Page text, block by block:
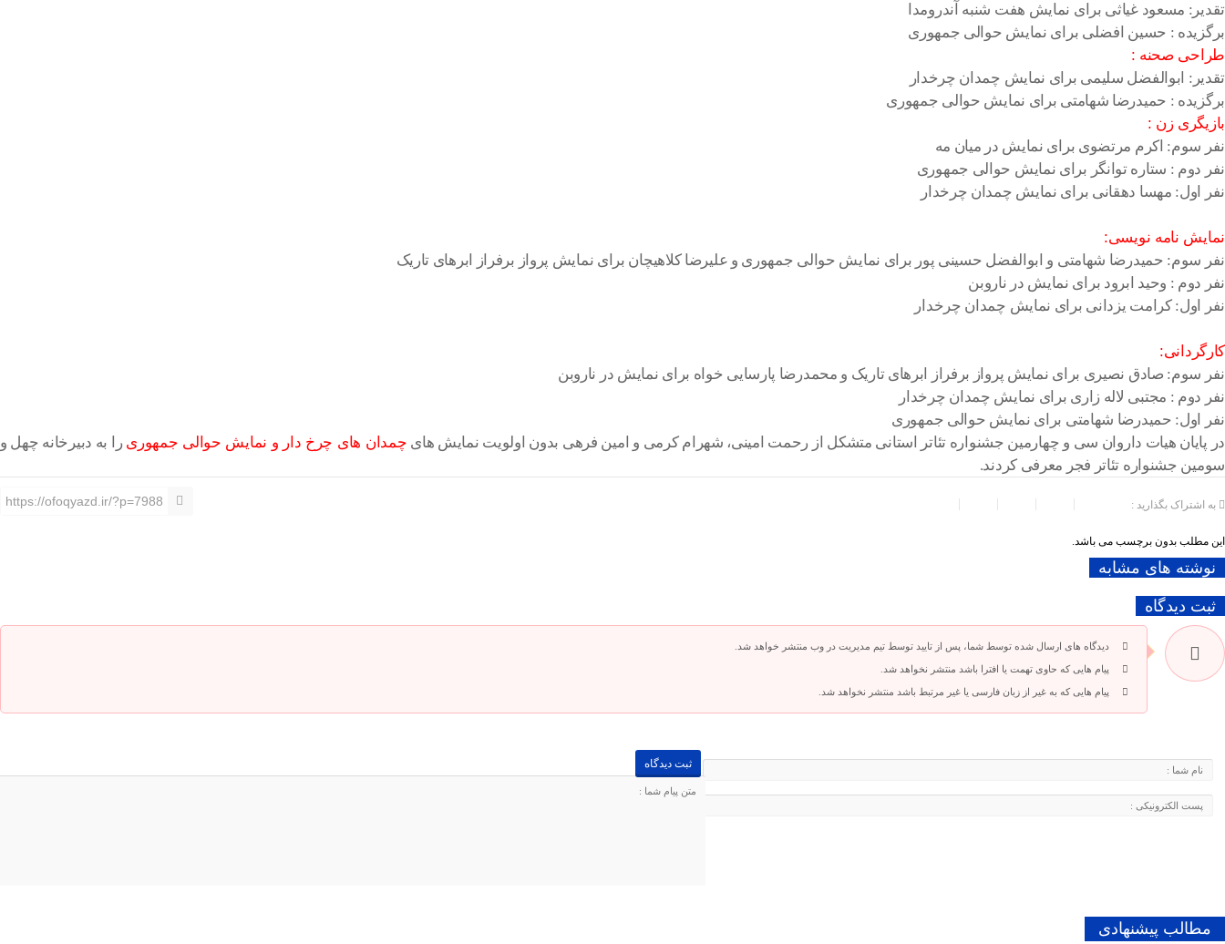
تقدیر: مسعود غیاثی برای نمایش هفت شنبه آندرومدا
برگزیده : حسین افضلی برای نمایش حوالی جمهوری
طراحی صحنه :
تقدیر: ابوالفضل سلیمی برای نمایش چمدان چرخدار
برگزیده : حمیدرضا شهامتی برای نمایش حوالی جمهوری
بازیگری زن :
نفر سوم: اکرم مرتضوی برای نمایش در میان مه
نفر دوم : ستاره توانگر برای نمایش حوالی جمهوری
نفر اول: مهسا دهقانی برای نمایش چمدان چرخدار
نمایش نامه نویسی:
نفر سوم: حمیدرضا شهامتی و ابوالفضل حسینی پور برای نمایش حوالی جمهوری و علیرضا کلاهیچان برای نمایش پرواز برفراز ابرهای تاریک
نفر دوم : وحید ابرود برای نمایش در ناروبن
نفر اول: کرامت یزدانی برای نمایش چمدان چرخدار
کارگردانی:
نفر سوم: صادق نصیری برای نمایش پرواز برفراز ابرهای تاریک و محمدرضا پارسایی خواه برای نمایش در ناروبن
نفر دوم : مجتبی لاله زاری برای نمایش چمدان چرخدار
نفر اول: حمیدرضا شهامتی برای نمایش حوالی جمهوری
در پایان هیات داروان سی و چهارمین جشنواره تئاتر استانی متشکل از رحمت امینی، شهرام کرمی و امین فرهی بدون اولویت نمایش های چمدان های چرخ دار و نمایش حوالی جمهوری را به دبیرخانه چهل و
سومین جشنواره تئاتر فجر معرفی کردند.
به اشتراک بگذارید : https://ofoqyazd.ir/?p=7988
این مطلب بدون برچسب می باشد.
نوشته های مشابه
ثبت دیدگاه
دیدگاه های ارسال شده توسط شما، پس از تایید توسط تیم مدیریت در وب منتشر خواهد شد.
پیام هایی که حاوی تهمت یا افترا باشد منتشر نخواهد شد.
پیام هایی که به غیر از زبان فارسی یا غیر مرتبط باشد منتشر نخواهد شد.
مطالب پیشنهادی